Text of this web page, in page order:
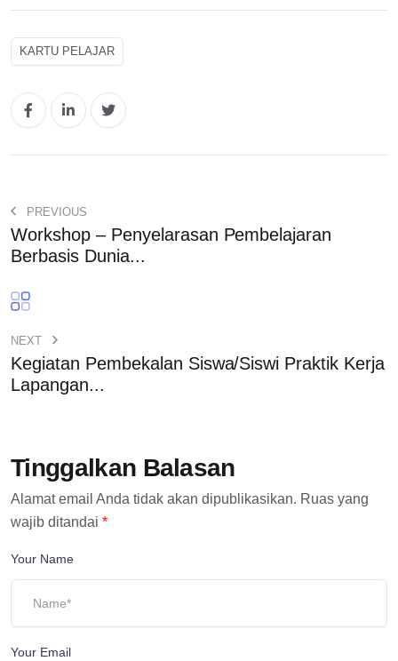
KARTU PELAJAR
PREVIOUS
Workshop – Penyelarasan Pembelajaran
Berbasis Dunia...
NEXT
Kegiatan Pembekalan Siswa/Siswi Praktik Kerja
Lapangan...
Tinggalkan Balasan
Alamat email Anda tidak akan dipublikasikan. Ruas yang
wajib ditandai *
Your Name
Your Email